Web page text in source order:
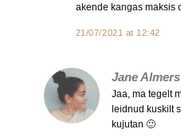
akende kangas maksis
21/07/2021 at 12:42
Jane Almers
Jaa, ma tegelt
leidnud kuskilt
kujutan 🙂